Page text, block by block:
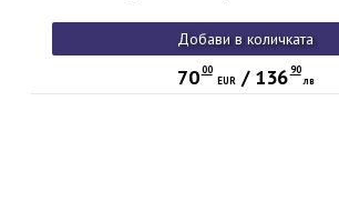
Добави в количката
70 00
EUR/ 136 90
лв